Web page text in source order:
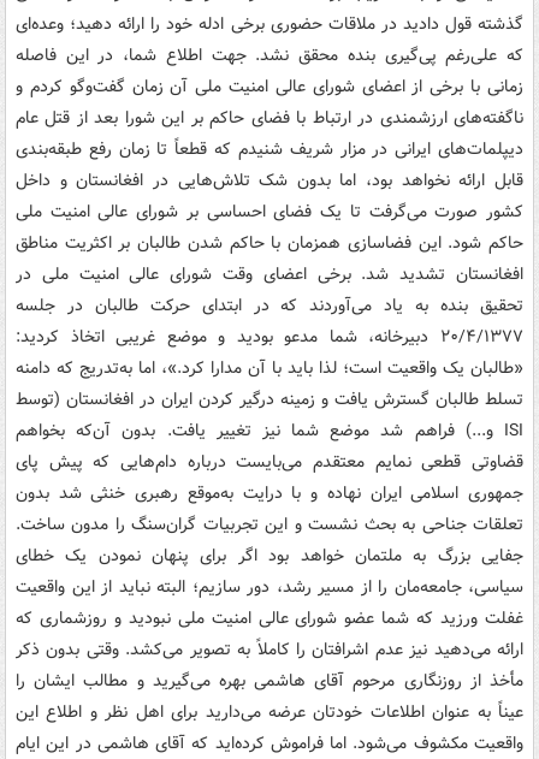
گذشته قول دادید در ملاقات حضوری برخی ادله خود را ارائه دهید؛ وعده‌ای
که علی‌رغم پی‌گیری بنده محقق نشد. جهت اطلاع شما، در این فاصله
زمانی با برخی از اعضای شورای عالی امنیت ملی آن زمان گفت‌وگو کردم و
ناگفته‌های ارزشمندی در ارتباط با فضای حاکم بر این شورا بعد از قتل عام
دیپلمات‌های ایرانی در مزار شریف شنیدم که قطعاً تا زمان رفع طبقه‌بندی
قابل ارائه نخواهد بود، اما بدون شک تلاش‌هایی در افغانستان و داخل
کشور صورت می‌گرفت تا یک فضای احساسی بر شورای عالی امنیت ملی
حاکم شود. این فضاسازی همزمان با حاکم شدن طالبان بر اکثریت مناطق
افغانستان تشدید شد. برخی اعضای وقت شورای عالی امنیت ملی در
تحقیق بنده به یاد می‌آوردند که در ابتدای حرکت طالبان در جلسه
۲۰/۴/۱۳۷۷ دبیرخانه، شما مدعو بودید و موضع غریبی اتخاذ کردید:
«طالبان یک واقعیت است؛ لذا باید با آن مدارا کرد.»، اما به‌تدریج که دامنه
تسلط طالبان گسترش یافت و زمینه درگیر کردن ایران در افغانستان (توسط
ISI و...) فراهم شد موضع شما نیز تغییر یافت. بدون آن‌که بخواهم
قضاوتی قطعی نمایم معتقدم می‌بایست درباره دام‌هایی که پیش پای
جمهوری اسلامی ایران نهاده و با درایت به‌موقع رهبری خنثی شد بدون
تعلقات جناحی به بحث نشست و این تجربیات گران‌سنگ را مدون ساخت.
جفایی بزرگ به ملتمان خواهد بود اگر برای پنهان نمودن یک خطای
سیاسی، جامعه‌مان را از مسیر رشد، دور سازیم؛ البته نباید از این واقعیت
غفلت ورزید که شما عضو شورای عالی امنیت ملی نبودید و روزشماری که
ارائه می‌دهید نیز عدم اشرافتان را کاملاً به تصویر می‌کشد. وقتی بدون ذکر
مأخذ از روزنگاری مرحوم آقای هاشمی بهره می‌گیرید و مطالب ایشان را
عیناً به عنوان اطلاعات خودتان عرضه می‌دارید برای اهل نظر و اطلاع این
واقعیت مکشوف می‌شود. اما فراموش کرده‌اید که آقای هاشمی در این ایام